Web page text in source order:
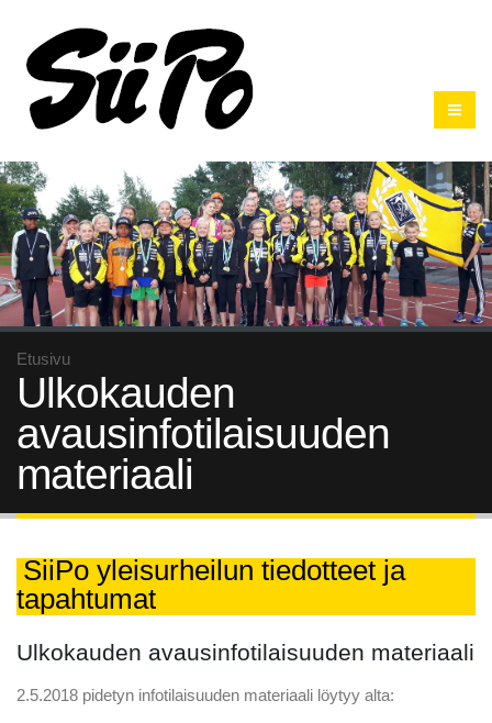
Etusivu
Ulkokauden
avausinfotilaisuuden
materiaali
SiiPo yleisurheilun tiedotteet ja
tapahtumat
Ulkokauden avausinfotilaisuuden materiaali
2.5.2018 pidetyn infotilaisuuden materiaali löytyy alta: